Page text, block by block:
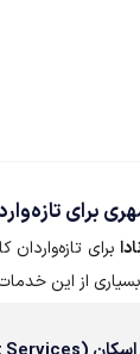
برای
از این